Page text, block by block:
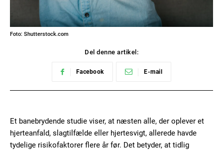
Foto: Shutterstock.com
Del denne artikel:
Facebook E-mail
Et banebrydende studie viser, at næsten alle, der oplever et
hjerteanfald, slagtilfælde eller hjertesvigt, allerede havde
tydelige risikofaktorer flere år før. Det betyder, at tidlig